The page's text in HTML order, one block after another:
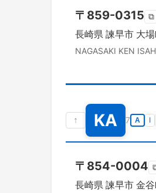
〒 859-0315 ⧉
長崎県 諫早市 大
NAGASAKI KEN
↑ KA 7 A
〒 854-0004
長崎県 諫早市 金